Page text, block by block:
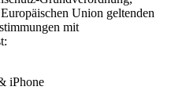
Union geltenden
mit
iPhone